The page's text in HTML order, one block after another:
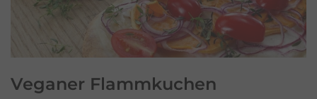
Veganer Flammkuchen